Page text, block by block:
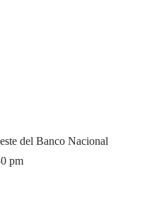
del Banco Nacional
pm